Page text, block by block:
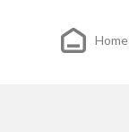
Home